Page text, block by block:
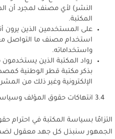
النشر) لأي مصنف لمجرد
المكتبة.
على المستخدمين الذين يرون
استخدام مصنف ما التواصل
واستخداماته.
رواد المكتبة الذين
بذكر مكتبة قطر الوطنية
الإلكترونية وغير ذلك من
التزامًا بسياسة المكتبة في احترام
الجمهور سنبذل كل جهد معقول